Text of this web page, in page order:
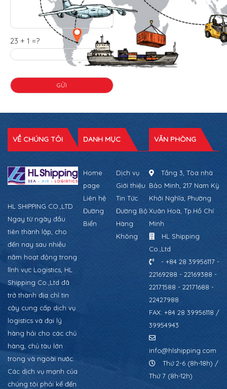
23 + 1 =?
VỀ CHÚNG TÔI
HL SHIPPING CO.,LTD
Ngay từ ngày đầu
tiên thành lập, cho
đến nay sau nhiều
năm hoạt động trong
lĩnh vực Logistics, HL
Shipping Co.,Ltd đã
trở thành địa chỉ tin
cậy cung cấp dịch vụ
logistics và đại lý
hàng hải cho các chủ
hàng, chủ tàu lớn
trong và ngoài nước.
Các dịch vụ mạnh của
chúng tôi phải kể đến
DANH MỤC
Home
page
Dịch vụ
Giới thiệu
Liên hệ
Tin Tức
Đường
Biển
Đường Bộ
Hàng
Không
VĂN PHÒNG
Tầng 3, Tòa nhà
Bảo Minh, 217 Nam Kỳ
Khởi Nghĩa, Phường
Xuân Hoà, Tp.Hồ Chí
Minh
HL Shipping
Co.,Ltd
- +84 28 39956117 -
22169288 - 22169388 -
22171588 - 22171688 -
22427988
FAX: +84 28 39956118 /
39954943
info@hlshipping.com
Thứ 2-6 (8h-18h) /
Thứ 7 (8h-12h)